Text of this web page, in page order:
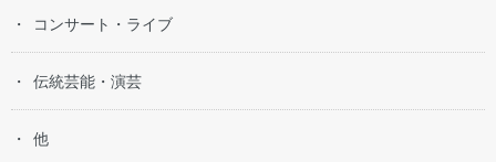
コンサート・ライブ
伝統芸能・演芸
他